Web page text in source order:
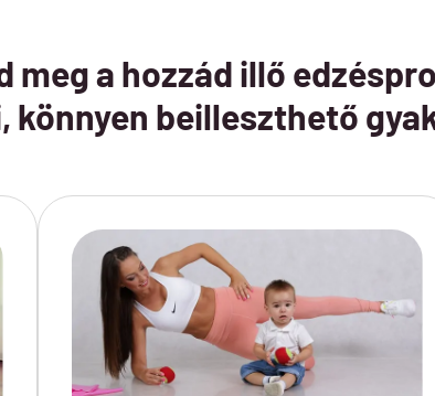
meg a hozzád illő
könnyen beilleszthető